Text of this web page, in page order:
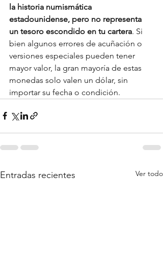
la historia numismática
estadounidense, pero no representa
un tesoro escondido en tu cartera. Si
bien algunos errores de acuñación o
versiones especiales pueden tener
mayor valor, la gran mayoría de estas
monedas solo valen un dólar, sin
importar su fecha o condición.
Entradas recientes Ver todo